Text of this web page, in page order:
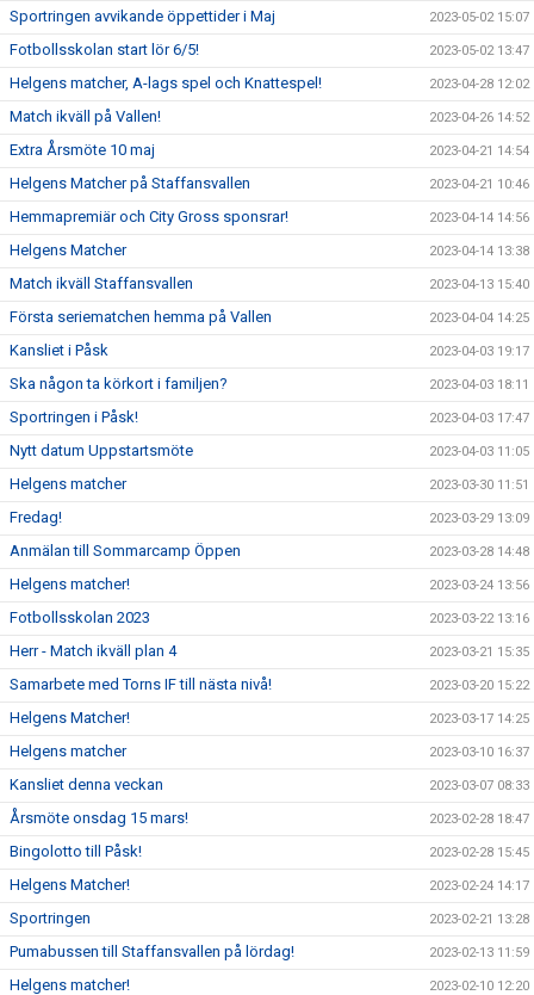
Sportringen avvikande öppettider i Maj 2023-05-02 15:07
Fotbollsskolan start lör 6/5! 2023-05-02 13:47
Helgens matcher, A-lags spel och Knattespel! 2023-04-28 12:02
Match ikväll på Vallen! 2023-04-26 14:52
Extra Årsmöte 10 maj 2023-04-21 14:54
Helgens Matcher på Staffansvallen 2023-04-21 10:46
Hemmapremiär och City Gross sponsrar! 2023-04-14 14:56
Helgens Matcher 2023-04-14 13:38
Match ikväll Staffansvallen 2023-04-13 15:40
Första seriematchen hemma på Vallen 2023-04-04 14:25
Kansliet i Påsk 2023-04-03 19:17
Ska någon ta körkort i familjen? 2023-04-03 18:11
Sportringen i Påsk! 2023-04-03 17:47
Nytt datum Uppstartsmöte 2023-04-03 11:05
Helgens matcher 2023-03-30 11:51
Fredag! 2023-03-29 13:09
Anmälan till Sommarcamp Öppen 2023-03-28 14:48
Helgens matcher! 2023-03-24 13:56
Fotbollsskolan 2023 2023-03-22 13:16
Herr - Match ikväll plan 4 2023-03-21 15:35
Samarbete med Torns IF till nästa nivå! 2023-03-20 15:22
Helgens Matcher! 2023-03-17 14:25
Helgens matcher 2023-03-10 16:37
Kansliet denna veckan 2023-03-07 08:33
Årsmöte onsdag 15 mars! 2023-02-28 18:47
Bingolotto till Påsk! 2023-02-28 15:45
Helgens Matcher! 2023-02-24 14:17
Sportringen 2023-02-21 13:28
Pumabussen till Staffansvallen på lördag! 2023-02-13 11:59
Helgens matcher! 2023-02-10 12:20